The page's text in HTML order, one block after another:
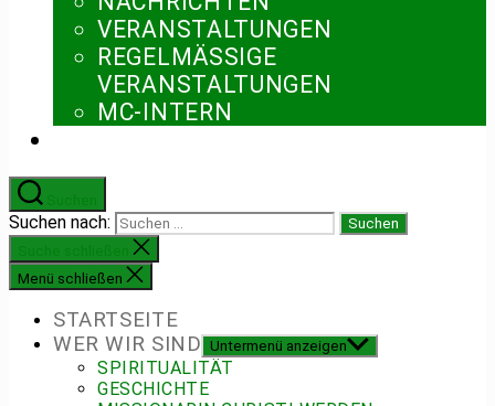
VERANSTALTUNGEN
REGELMÄSSIGE V
ERANSTALTUNGEN
MC-INTERN
Suchen nach:
Menü schließen
STARTSEITE
WER WIR SIND
Untermenü anzeigen
SPIRITUALITÄT
GESCHICHTE